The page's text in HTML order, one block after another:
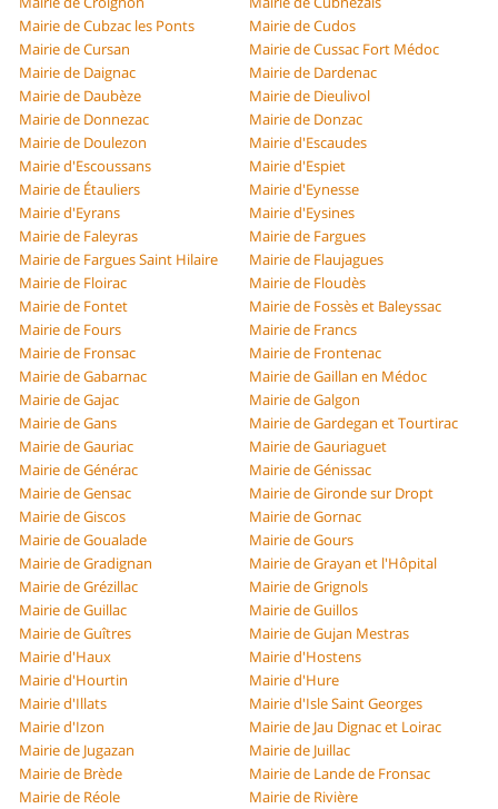
Mairie de Cubzac les Ponts
Mairie de Cudos
Mairie de Cursan
Mairie de Cussac Fort Médoc
Mairie de Daignac
Mairie de Dardenac
Mairie de Daubèze
Mairie de Dieulivol
Mairie de Donnezac
Mairie de Donzac
Mairie de Doulezon
Mairie d'Escaudes
Mairie d'Escoussans
Mairie d'Espiet
Mairie de Étauliers
Mairie d'Eynesse
Mairie d'Eyrans
Mairie d'Eysines
Mairie de Faleyras
Mairie de Fargues
Mairie de Fargues Saint Hilaire
Mairie de Flaujagues
Mairie de Floirac
Mairie de Floudès
Mairie de Fontet
Mairie de Fossès et Baleyssac
Mairie de Fours
Mairie de Francs
Mairie de Fronsac
Mairie de Frontenac
Mairie de Gabarnac
Mairie de Gaillan en Médoc
Mairie de Gajac
Mairie de Galgon
Mairie de Gans
Mairie de Gardegan et Tourtirac
Mairie de Gauriac
Mairie de Gauriaguet
Mairie de Générac
Mairie de Génissac
Mairie de Gensac
Mairie de Gironde sur Dropt
Mairie de Giscos
Mairie de Gornac
Mairie de Goualade
Mairie de Gours
Mairie de Gradignan
Mairie de Grayan et l'Hôpital
Mairie de Grézillac
Mairie de Grignols
Mairie de Guillac
Mairie de Guillos
Mairie de Guîtres
Mairie de Gujan Mestras
Mairie d'Haux
Mairie d'Hostens
Mairie d'Hourtin
Mairie d'Hure
Mairie d'Illats
Mairie d'Isle Saint Georges
Mairie d'Izon
Mairie de Jau Dignac et Loirac
Mairie de Jugazan
Mairie de Juillac
Mairie de Brède
Mairie de Lande de Fronsac
Mairie de Réole
Mairie de Rivière